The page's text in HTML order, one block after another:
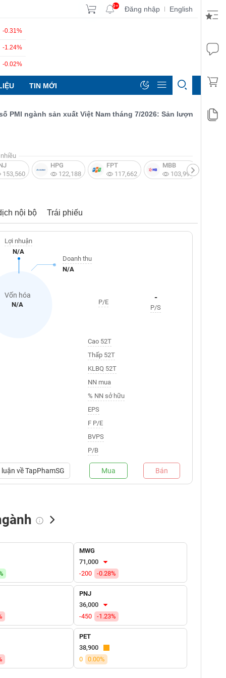
9+ Đăng nhập | English
-0.31%
-1.24%
-0.02%
TIN MỚI
ngành sản xuất Việt Nam tháng 7/2026: Sản lượng, số lượng
153,560
HPG
122,188
FPT
117,662
MBB
103,997
nội bộ Trái phiếu
Vốn hóa
N/A
Lợi nhuận
N/A
Doanh thu
N/A
P/E -
P/S
Cao 52T
Thấp 52T
KLBQ 52T
NN mua
% NN sở hữu
EPS
F P/E
BVPS
P/B
vềTapPhamSG Mua Bán
Tự doanh mua
MWG
71,000
-200
-0.28%
PNJ
36,000
-450
-1.23%
PET
38,900
0
0.00%